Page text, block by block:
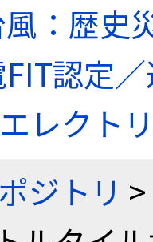
：歴史
認定
レクト
ジトリ >